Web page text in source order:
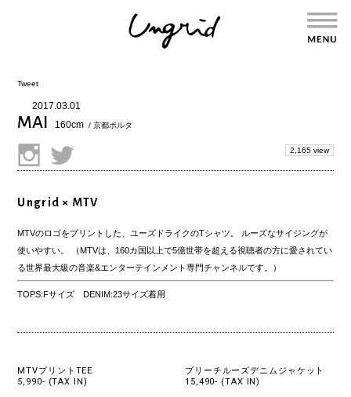
Tweet
2017.03.01
MAI 160cm / 京都ポルタ
2,165 view
Ungrid × MTV
MTVのロゴをプリントした、ユーズドライクのTシャツ。 ルーズなサイジングが
使いやすい。 （MTVは、160カ国以上で5億世帯を超える視聴者の方に愛されてい
る世界最大級の音楽&エンターテインメント専門チャンネルです。）
TOPS:Fサイズ DENIM:23サイズ着用
MTVプリントTEE
5,990- (TAX IN)
ブリーチルーズデニムジャケット
15,490- (TAX IN)